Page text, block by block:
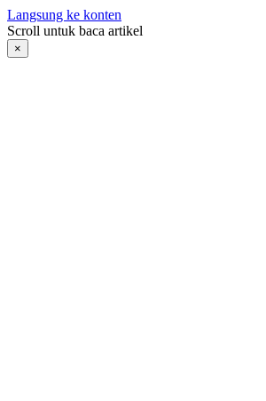
Langsung ke konten
Scroll untuk baca artikel
×